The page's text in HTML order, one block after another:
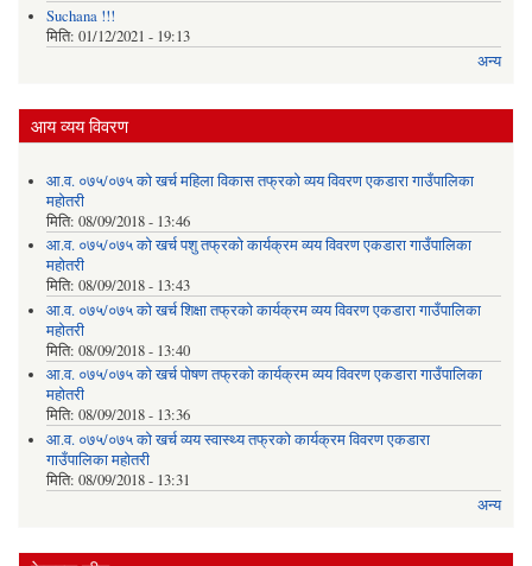
Suchana !!!
मिति: 01/12/2021 - 19:13
अन्य
आय व्यय विवरण
आ.व. ०७५/०७५ को खर्च महिला विकास तफ्रको व्यय विवरण एकडारा गाउँपालिका
महोतरी
मिति: 08/09/2018 - 13:46
आ.व. ०७५/०७५ को खर्च पशु तफ्रको कार्यक्रम व्यय विवरण एकडारा गाउँपालिका
महोतरी
मिति: 08/09/2018 - 13:43
आ.व. ०७५/०७५ को खर्च शिक्षा तफ्रको कार्यक्रम व्यय विवरण एकडारा गाउँपालिका
महोतरी
मिति: 08/09/2018 - 13:40
आ.व. ०७५/०७५ को खर्च पोषण तफ्रको कार्यक्रम व्यय विवरण एकडारा गाउँपालिका
महोतरी
मिति: 08/09/2018 - 13:36
आ.व. ०७५/०७५ को खर्च व्यय स्वास्थ्य तफ्रको कार्यक्रम विवरण एकडारा
गाउँपालिका महोतरी
मिति: 08/09/2018 - 13:31
अन्य